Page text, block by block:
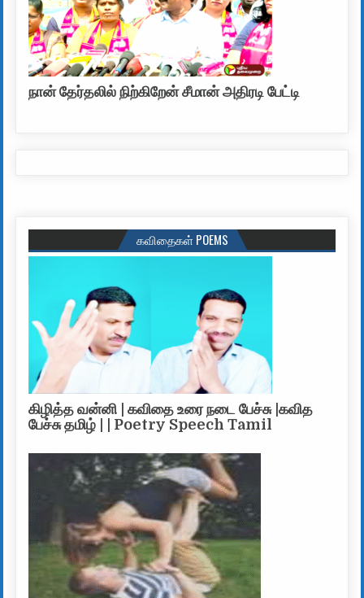
நான் தேர்தலில் நிற்கிறேன் சீமான் அதிரடி பேட்டி
கவிதைகள் POEMS
கிழித்த வன்னி | கவிதை உரை நடை பேச்சு |கவித
பேச்சு தமிழ் | | Poetry Speech Tamil